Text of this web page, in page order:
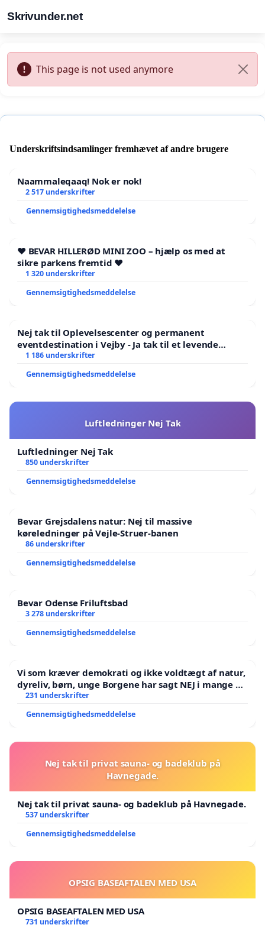
Skrivunder.net
This page is not used anymore
Underskriftsindsamlinger fremhævet af andre brugere
Naammaleqaaq! Nok er nok!
2 517 underskrifter
Gennemsigtighedsmeddelelse
❤️ BEVAR HILLERØD MINI ZOO – hjælp os med at
sikre parkens fremtid ❤️
1 320 underskrifter
Gennemsigtighedsmeddelelse
Nej tak til Oplevelsescenter og permanent
eventdestination i Vejby - Ja tak til et levende
lokalområde i balance
1 186 underskrifter
Gennemsigtighedsmeddelelse
Luftledninger Nej Tak
Luftledninger Nej Tak
850 underskrifter
Gennemsigtighedsmeddelelse
Bevar Grejsdalens natur: Nej til massive
køreledninger på Vejle-Struer-banen
86 underskrifter
Gennemsigtighedsmeddelelse
Bevar Odense Friluftsbad
3 278 underskrifter
Gennemsigtighedsmeddelelse
Vi som kræver demokrati og ikke voldtægt af natur,
dyreliv, børn, unge Borgene har sagt NEJ i mange år.
Der er
231 underskrifter
Gennemsigtighedsmeddelelse
Nej tak til privat sauna- og badeklub på
Havnegade.
Nej tak til privat sauna- og badeklub på Havnegade.
537 underskrifter
Gennemsigtighedsmeddelelse
OPSIG BASEAFTALEN MED USA
OPSIG BASEAFTALEN MED USA
731 underskrifter